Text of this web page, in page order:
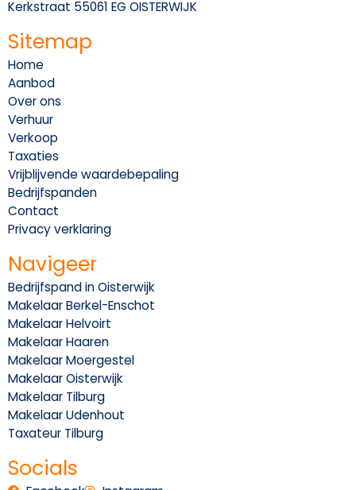
Kerkstraat 55061 EG OISTERWIJK
Sitemap
Home
Aanbod
Over ons
Verhuur
Verkoop
Taxaties
Vrijblijvende waardebepaling
Bedrijfspanden
Contact
Privacy verklaring
Navigeer
Bedrijfspand in Oisterwijk
Makelaar Berkel-Enschot
Makelaar Helvoirt
Makelaar Haaren
Makelaar Moergestel
Makelaar Oisterwijk
Makelaar Tilburg
Makelaar Udenhout
Taxateur Tilburg
Socials